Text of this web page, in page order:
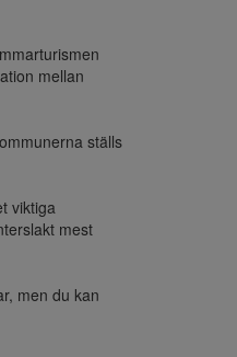
mellan
ställs
viktiga
mest
men du kan